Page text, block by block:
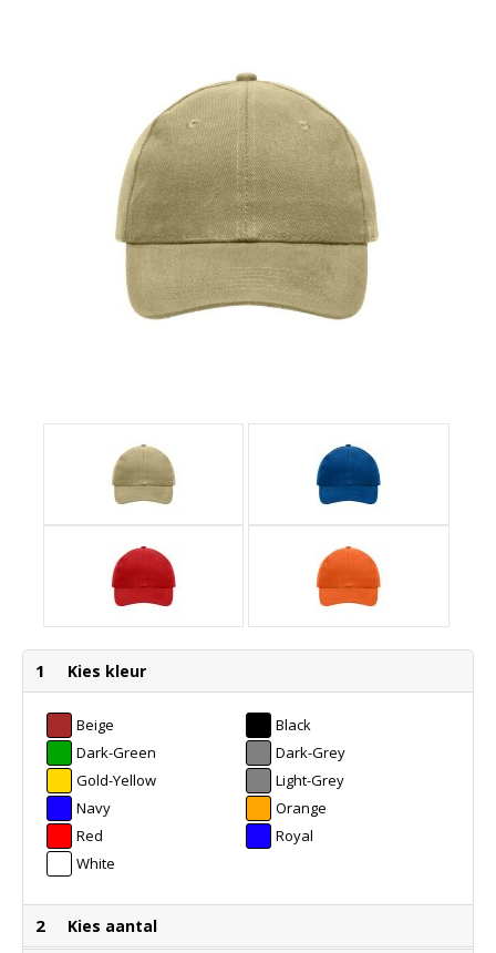
1 Kies kleur
Beige
Black
Dark-Green
Dark-Grey
Gold-Yellow
Light-Grey
Navy
Orange
Red
Royal
White
2 Kies aantal